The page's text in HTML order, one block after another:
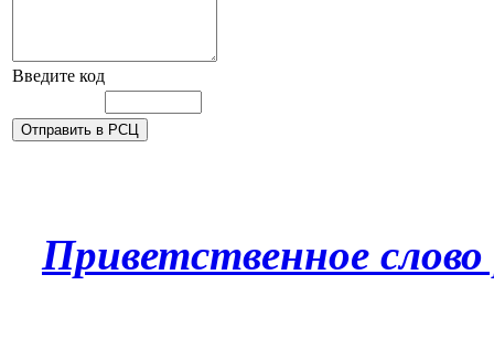
Введите код
Приветственное слово